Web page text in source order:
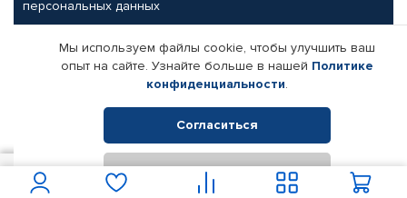
персональных данных
Партнерам
Корпоративным клиентам
Поставщикам
Реквизиты компании
© КАМАЗ ЦЕНТР ДОНЕЦК, 2015-2026. Все права защищены.
Интернет-магазин автомобильных товаров Автопрофи.
Мы используем файлы cookie, чтобы улучшить ваш
опыт на сайте. Узнайте больше в нашей Политике
конфиденциальности.
Согласиться
Отклонить
В корзину